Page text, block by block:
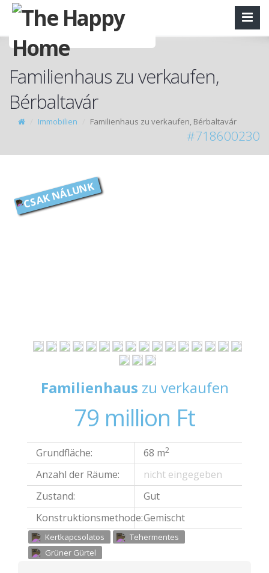
Familienhaus zu verkaufen,
Bérbaltavár
Immobilien Familienhaus zu verkaufen, Bérbaltavár
#718600230
Familienhaus zu verkaufen
79 million Ft
Grundfläche: 68 m2
Anzahl der Räume:
nicht eingegeben
Zustand:
Gut
Konstruktionsmethode:Gemischt
Kertkapcsolatos
Tehermentes
Grüner Gürtel